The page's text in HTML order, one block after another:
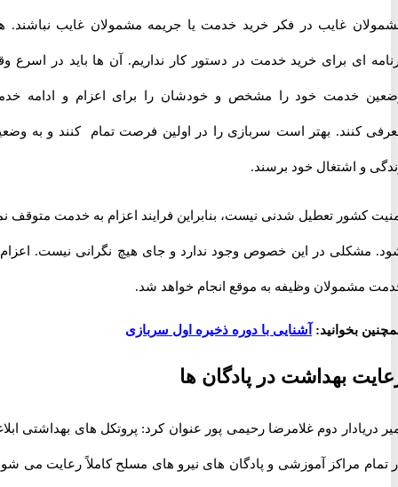
غایب در فکر خرید خدمت یا جریمه مشمولان غایب نباشند. هیچ
ای برای خرید خدمت در دستور کار نداریم. آن ها باید در اسرع وقت
خدمت خود را مشخص و خودشان را برای اعزام و ادامه خدمت
کنند. بهتر است سربازی را در اولین فرصت تمام کنند و به وضعیت
و اشتغال خود برسند.
کشور تعطیل شدنی نیست، بنابراین فرایند اعزام به خدمت متوقف نمی
در این خصوص وجود ندارد و جای هیچ نگرانی نیست. اعزام به
وظیفه به موقع انجام خواهد شد.
بخوانید: آشنایی با دوره ذخیره اول سربازی
بهداشت در پادگان ها
دوم غلامرضا رحیمی پور عنوان کرد: پروتکل های بهداشتی ابلاغی
مراکز آموزشی و پادگان های نیرو های مسلح کاملاً رعایت می شود و